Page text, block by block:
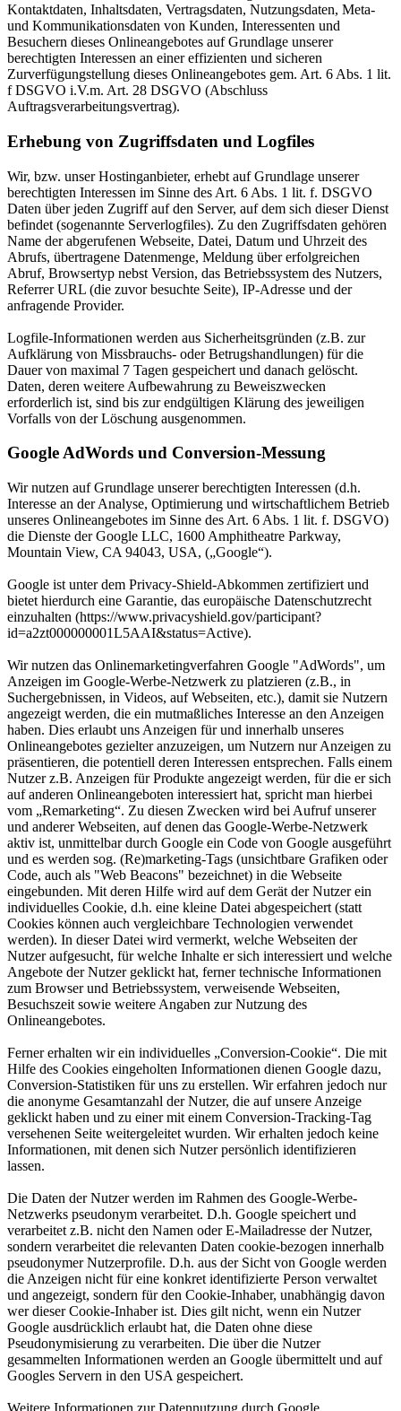
Kontaktdaten, Inhaltsdaten, Vertragsdaten, Nutzungsdaten, Meta-
und Kommunikationsdaten von Kunden, Interessenten und
Besuchern dieses Onlineangebotes auf Grundlage unserer
berechtigten Interessen an einer effizienten und sicheren
Zurverfügungstellung dieses Onlineangebotes gem. Art. 6 Abs. 1 lit.
f DSGVO i.V.m. Art. 28 DSGVO (Abschluss
Auftragsverarbeitungsvertrag).
Erhebung von Zugriffsdaten und Logfiles
Wir, bzw. unser Hostinganbieter, erhebt auf Grundlage unserer
berechtigten Interessen im Sinne des Art. 6 Abs. 1 lit. f. DSGVO
Daten über jeden Zugriff auf den Server, auf dem sich dieser Dienst
befindet (sogenannte Serverlogfiles). Zu den Zugriffsdaten gehören
Name der abgerufenen Webseite, Datei, Datum und Uhrzeit des
Abrufs, übertragene Datenmenge, Meldung über erfolgreichen
Abruf, Browsertyp nebst Version, das Betriebssystem des Nutzers,
Referrer URL (die zuvor besuchte Seite), IP-Adresse und der
anfragende Provider.
Logfile-Informationen werden aus Sicherheitsgründen (z.B. zur
Aufklärung von Missbrauchs- oder Betrugshandlungen) für die
Dauer von maximal 7 Tagen gespeichert und danach gelöscht.
Daten, deren weitere Aufbewahrung zu Beweiszwecken
erforderlich ist, sind bis zur endgültigen Klärung des jeweiligen
Vorfalls von der Löschung ausgenommen.
Google AdWords und Conversion-Messung
Wir nutzen auf Grundlage unserer berechtigten Interessen (d.h.
Interesse an der Analyse, Optimierung und wirtschaftlichem Betrieb
unseres Onlineangebotes im Sinne des Art. 6 Abs. 1 lit. f. DSGVO)
die Dienste der Google LLC, 1600 Amphitheatre Parkway,
Mountain View, CA 94043, USA, („Google“).
Google ist unter dem Privacy-Shield-Abkommen zertifiziert und
bietet hierdurch eine Garantie, das europäische Datenschutzrecht
einzuhalten (https://www.privacyshield.gov/participant?
id=a2zt000000001L5AAI&status=Active).
Wir nutzen das Onlinemarketingverfahren Google "AdWords", um
Anzeigen im Google-Werbe-Netzwerk zu platzieren (z.B., in
Suchergebnissen, in Videos, auf Webseiten, etc.), damit sie Nutzern
angezeigt werden, die ein mutmaßliches Interesse an den Anzeigen
haben. Dies erlaubt uns Anzeigen für und innerhalb unseres
Onlineangebotes gezielter anzuzeigen, um Nutzern nur Anzeigen zu
präsentieren, die potentiell deren Interessen entsprechen. Falls einem
Nutzer z.B. Anzeigen für Produkte angezeigt werden, für die er sich
auf anderen Onlineangeboten interessiert hat, spricht man hierbei
vom „Remarketing“. Zu diesen Zwecken wird bei Aufruf unserer
und anderer Webseiten, auf denen das Google-Werbe-Netzwerk
aktiv ist, unmittelbar durch Google ein Code von Google ausgeführt
und es werden sog. (Re)marketing-Tags (unsichtbare Grafiken oder
Code, auch als "Web Beacons" bezeichnet) in die Webseite
eingebunden. Mit deren Hilfe wird auf dem Gerät der Nutzer ein
individuelles Cookie, d.h. eine kleine Datei abgespeichert (statt
Cookies können auch vergleichbare Technologien verwendet
werden). In dieser Datei wird vermerkt, welche Webseiten der
Nutzer aufgesucht, für welche Inhalte er sich interessiert und welche
Angebote der Nutzer geklickt hat, ferner technische Informationen
zum Browser und Betriebssystem, verweisende Webseiten,
Besuchszeit sowie weitere Angaben zur Nutzung des
Onlineangebotes.
Ferner erhalten wir ein individuelles „Conversion-Cookie“. Die mit
Hilfe des Cookies eingeholten Informationen dienen Google dazu,
Conversion-Statistiken für uns zu erstellen. Wir erfahren jedoch nur
die anonyme Gesamtanzahl der Nutzer, die auf unsere Anzeige
geklickt haben und zu einer mit einem Conversion-Tracking-Tag
versehenen Seite weitergeleitet wurden. Wir erhalten jedoch keine
Informationen, mit denen sich Nutzer persönlich identifizieren
lassen.
Die Daten der Nutzer werden im Rahmen des Google-Werbe-
Netzwerks pseudonym verarbeitet. D.h. Google speichert und
verarbeitet z.B. nicht den Namen oder E-Mailadresse der Nutzer,
sondern verarbeitet die relevanten Daten cookie-bezogen innerhalb
pseudonymer Nutzerprofile. D.h. aus der Sicht von Google werden
die Anzeigen nicht für eine konkret identifizierte Person verwaltet
und angezeigt, sondern für den Cookie-Inhaber, unabhängig davon
wer dieser Cookie-Inhaber ist. Dies gilt nicht, wenn ein Nutzer
Google ausdrücklich erlaubt hat, die Daten ohne diese
Pseudonymisierung zu verarbeiten. Die über die Nutzer
gesammelten Informationen werden an Google übermittelt und auf
Googles Servern in den USA gespeichert.